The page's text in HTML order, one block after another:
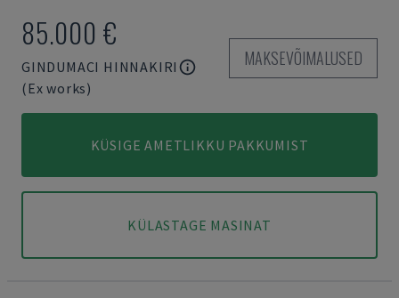
85.000 €
GINDUMACI HINNAKIRI
(Ex works)
MAKSEVÕIMALUSED
KÜSIGE AMETLIKKU PAKKUMIST
KÜLASTAGE MASINAT